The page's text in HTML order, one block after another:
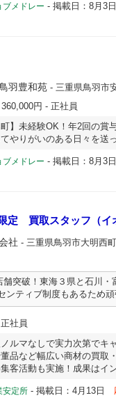
ブメドレー - 掲載日：8月3日
羽豊和苑 - 三重県鳥羽市
円 - 正社員
町】未経験OK！年2回の
やりがいのある日々を送
ブメドレー - 掲載日：8月3日
定 買取スタッフ（イ
社 - 三重県鳥羽市大明西
舗突破！東海３県と石川
ンティブ制度もあるため
社員
ルマなしで実力次第でキ
品など幅広い商材の買取
客活動も実施！成果はイ
安定所 - 掲載日：4月13日